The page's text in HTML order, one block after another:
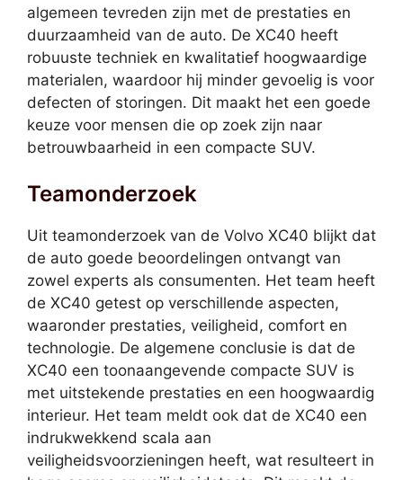
algemeen tevreden zijn met de prestaties en
duurzaamheid van de auto. De XC40 heeft
robuuste techniek en kwalitatief hoogwaardige
materialen, waardoor hij minder gevoelig is voor
defecten of storingen. Dit maakt het een goede
keuze voor mensen die op zoek zijn naar
betrouwbaarheid in een compacte SUV.
Teamonderzoek
Uit teamonderzoek van de Volvo XC40 blijkt dat
de auto goede beoordelingen ontvangt van
zowel experts als consumenten. Het team heeft
de XC40 getest op verschillende aspecten,
waaronder prestaties, veiligheid, comfort en
technologie. De algemene conclusie is dat de
XC40 een toonaangevende compacte SUV is
met uitstekende prestaties en een hoogwaardig
interieur. Het team meldt ook dat de XC40 een
indrukwekkend scala aan
veiligheidsvoorzieningen heeft, wat resulteert in